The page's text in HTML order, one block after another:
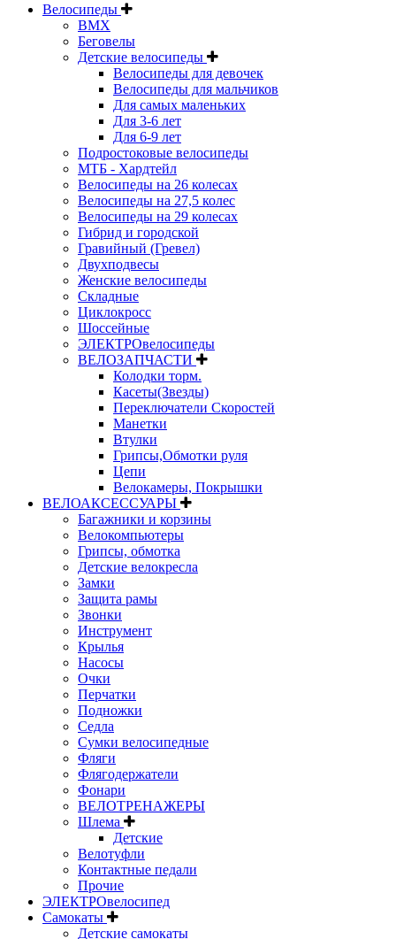
Велосипеды
BMX
Беговелы
Детские велосипеды
Велосипеды для девочек
Велосипеды для мальчиков
Для самых маленьких
Для 3-6 лет
Для 6-9 лет
Подростоковые велосипеды
МТБ - Хардтейл
Велосипеды на 26 колесах
Велосипеды на 27,5 колес
Велосипеды на 29 колесах
Гибрид и городской
Гравийный (Гревел)
Двухподвесы
Женские велосипеды
Складные
Циклокросс
Шоссейные
ЭЛЕКТРОвелосипеды
ВЕЛОЗАПЧАСТИ
Колодки торм.
Касеты(Звезды)
Переключатели Скоростей
Манетки
Втулки
Грипсы,Обмотки руля
Цепи
Велокамеры, Покрышки
ВЕЛОАКСЕССУАРЫ
Багажники и корзины
Велокомпьютеры
Грипсы, обмотка
Детские велокресла
Замки
Защита рамы
Звонки
Инструмент
Крылья
Насосы
Очки
Перчатки
Подножки
Седла
Сумки велосипедные
Фляги
Флягодержатели
Фонари
ВЕЛОТРЕНАЖЕРЫ
Шлема
Детские
Велотуфли
Контактные педали
Прочие
ЭЛЕКТРОвелосипед
Самокаты
Детские самокаты